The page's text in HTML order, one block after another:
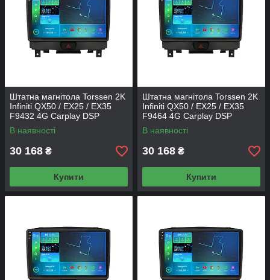
Штатна магнітола Torssen 2K
Infiniti QX50 / EX25 / EX35
F9432 4G Carplay DSP
В наявності
30 168 ₴
Купити
Штатна магнітола Torssen 2K
Infiniti QX50 / EX25 / EX35
F9464 4G Carplay DSP
В наявності
30 168 ₴
Купити